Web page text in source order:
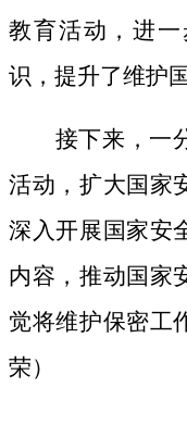
教育活动，进
识，提升了维护
接下来，一
活动，扩大国家
深入开展国家安
内容，推动国家
觉将维护保密工
荣）